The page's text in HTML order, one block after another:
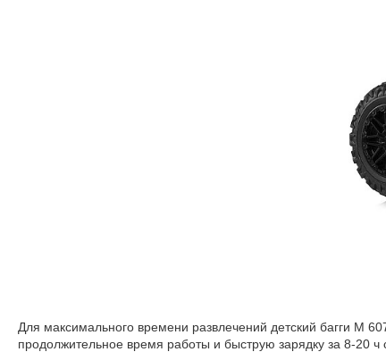
Для максимального времени развлечений детский багги М
продолжительное время работы и быструю зарядку за 8-20